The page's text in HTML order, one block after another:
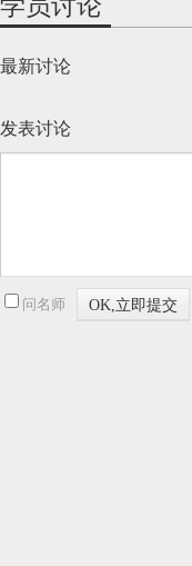
学员讨论
最新讨论
发表讨论
问名师